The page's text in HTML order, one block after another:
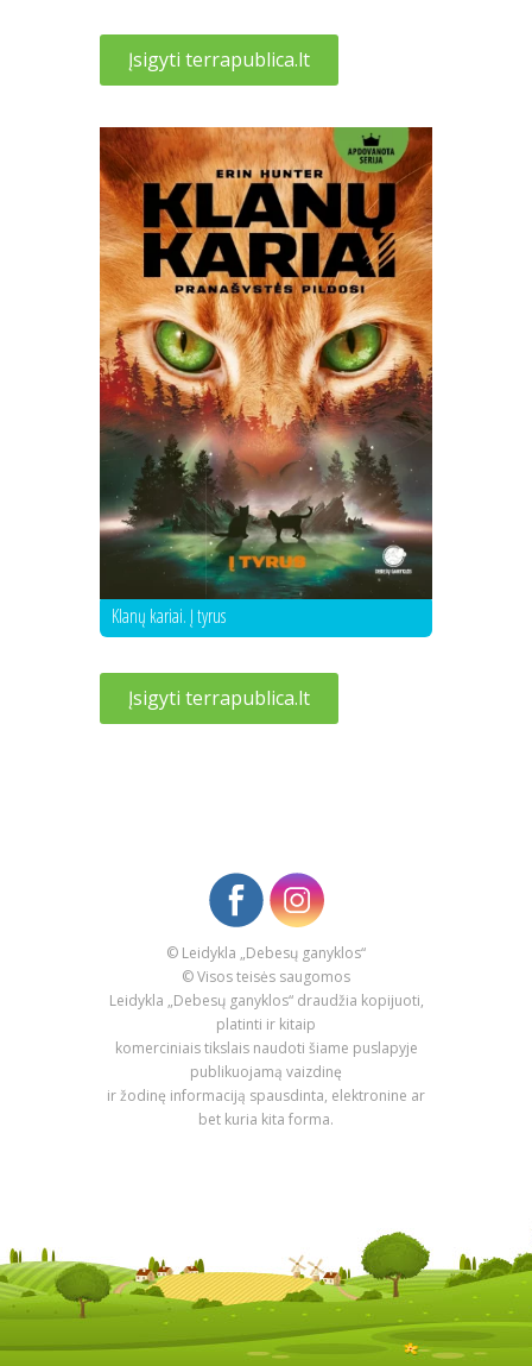
Įsigyti terrapublica.lt
Klanų kariai. Į tyrus
Įsigyti terrapublica.lt
© Leidykla „Debesų ganyklos“
© Visos teisės saugomos
Leidykla „Debesų ganyklos“ draudžia kopijuoti,
platinti ir kitaip
komerciniais tikslais naudoti šiame puslapyje
publikuojamą vaizdinę
ir žodinę informaciją spausdinta, elektronine ar
bet kuria kita forma.